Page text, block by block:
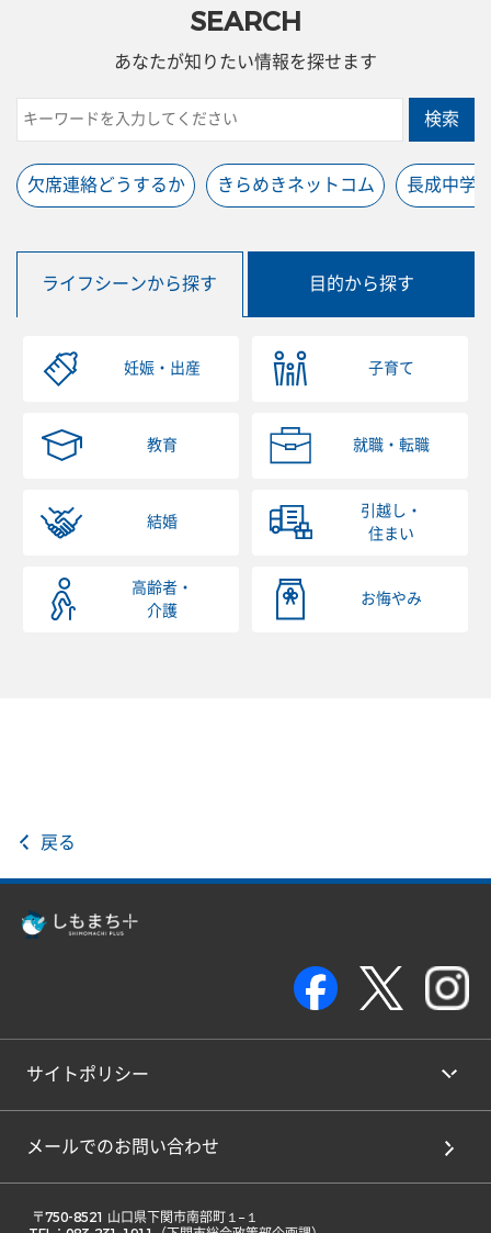
SEARCH
あなたが知りたい情報を探せます
検索
欠席連絡どうするか きらめきネットコム 長成中学
ライフシーンから探す 目的から探す
妊娠・出産 子育て
教育 就職・転職
結婚
引越し・
住まい
高齢者・
介護
お悔やみ
戻る
サイトポリシー
メールでのお問い合わせ